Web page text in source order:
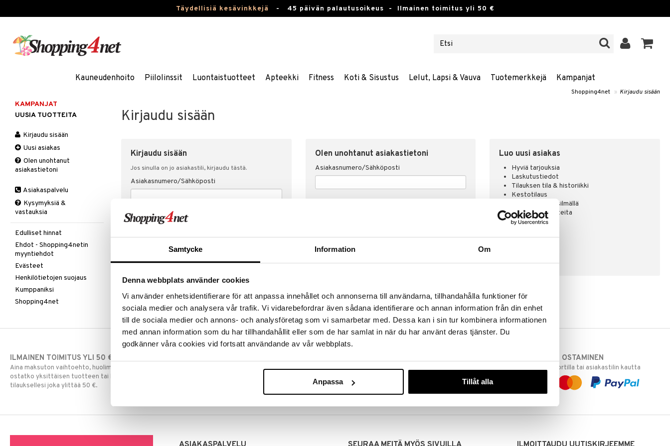
Samtycke Information Om
Denna webbplats använder cookies
Vi använder enhetsidentifierare för att anpassa innehållet och annonserna till användarna, tillhandahålla funktioner för
sociala medier och analysera vår trafik. Vi vidarebefordrar även sådana identifierare och annan information från din enhet
till de sociala medier och annons- och analysföretag som vi samarbetar med. Dessa kan i sin tur kombinera informationen
med annan information som du har tillhandahållit eller som de har samlat in när du har använt deras tjänster. Du
godkänner våra cookies vid fortsatt användande av vår webbplats.
Anpassa Tillåt alla
Täydellisiä kesävinkkejä - 45 päivän palautusoikeus - Ilmainen toimitus yli 50 €
Kauneudenhoito Piilolinssit Luontaistuotteet Apteekki Fitness Koti & Sisustus Lelut, Lapsi & Vauva Tuotemerkkejä Kampanjat
Shopping4net » Kirjaudu sisään
Kirjaudu sisään
Kirjaudu sisään
Jos sinulla on jo asiakastili, kirjaudu tästä.
Asiakasnumero/Sähköposti
Salasana
Olen unohtanut asiakastietoni
Asiakasnumero/Sähköposti
Luo uusi asiakas
Hyviä tarjouksia
Laskutustiedot
Tilauksen tila & historiikki
Kestotilaus
Pidä tuotteita silmällä
Arvostele tuotteita
Toivelistat
KAMPANJAT
UUSIA TUOTTEITA
Kirjaudu sisään
Uusi asiakas
Olen unohtanut
asiakastietoni
Asiakaspalvelu
Kysymyksiä &
vastauksia
Edulliset hinnat
Ehdot - Shopping4netin
myyntiehdot
Evästeet
Henkilötietojen suojaus
Kumppaniksi
Shopping4net
ILMAINEN TOIMITUS YLI 50 €
Aina maksuton vaihtoehto, huolimatta siitä
ostatko yksittäisen tuotteen tai koko
tilauksellesi joka ylittää 50 €.
Ennen kello 13.00 tehdyt tilaukset lähetetään
Ostamalla suuria eriä tuotteita varastoomme
voimme pitää hinnat alhaisina juuri Sinua varten!
Voit olla varma, että teet löytöjä sivuillamme.
TURVALLINEN OSTAMINEN
laskulla, pankkikortilla tai asiakastilin kautta